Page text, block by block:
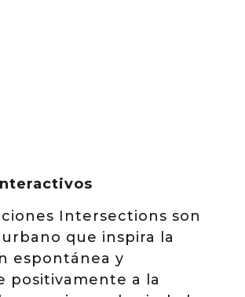
Intersections son
que inspira la
espontánea y
positivamente a la